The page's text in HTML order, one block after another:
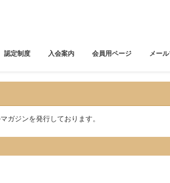
認定制度 入会案内 会員用ページ メー
ガジンを発行しております。